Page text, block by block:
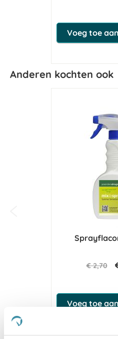
Voeg toe
Anderen kochten ook
€ 2,70
Voeg toe